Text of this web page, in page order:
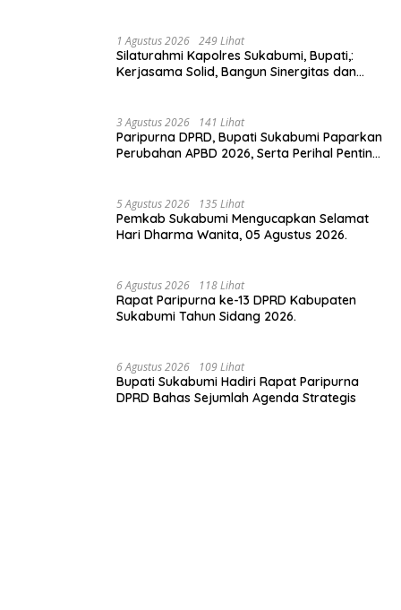
1 Agustus 2026 249 Lihat
Silaturahmi Kapolres Sukabumi, Bupati,:
Kerjasama Solid, Bangun Sinergitas dan
3 Agustus 2026 141 Lihat
Paripurna DPRD, Bupati Sukabumi Paparkan
Perubahan APBD 2026, Serta Perihal Penting
5 Agustus 2026 135 Lihat
Pemkab Sukabumi Mengucapkan Selamat
Hari Dharma Wanita, 05 Agustus 2026.
6 Agustus 2026 118 Lihat
Rapat Paripurna ke-13 DPRD Kabupaten
Sukabumi Tahun Sidang 2026.
6 Agustus 2026 109 Lihat
Bupati Sukabumi Hadiri Rapat Paripurna
DPRD Bahas Sejumlah Agenda Strategis